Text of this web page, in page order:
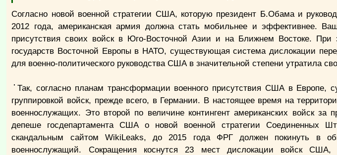
Согласно новой военной стратегии США, которую президент Б.Обама и
2012 года, американская армия должна стать мобильнее и эффективнее.
присутствия своих войск в Юго-Восточной Азии и на Ближнем Востоке. При
государств Восточной Европы в НАТО, существующая система дислокации
для военно-политического руководства США в значительной степени утратила
Так, согласно планам трансформации военного присутствия США в Европе,
группировкой войск, прежде всего, в Германии. В настоящее время на
военнослужащих. Это второй по величине контингент американских войск за
депеше госдепартамента США о новой военной стратегии Соединенных
скандальным сайтом WikiLeaks, до 2015 года ФРГ должен покинуть в
военнослужащий. Сокращения коснутся 23 мест дислокации войск